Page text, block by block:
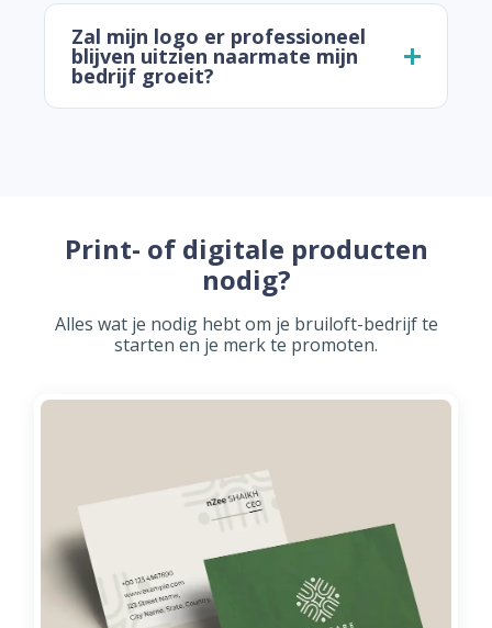
Zal mijn logo er professioneel
blijven uitzien naarmate mijn
bedrijf groeit?
Print- of digitale producten
nodig?
Alles wat je nodig hebt om je bruiloft-bedrijf te
starten en je merk te promoten.